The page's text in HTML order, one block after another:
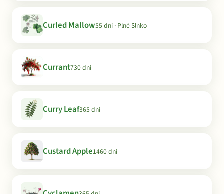
Curled Mallow55 dní · Plné Slnko
Currant730 dní
Curry Leaf365 dní
Custard Apple1460 dní